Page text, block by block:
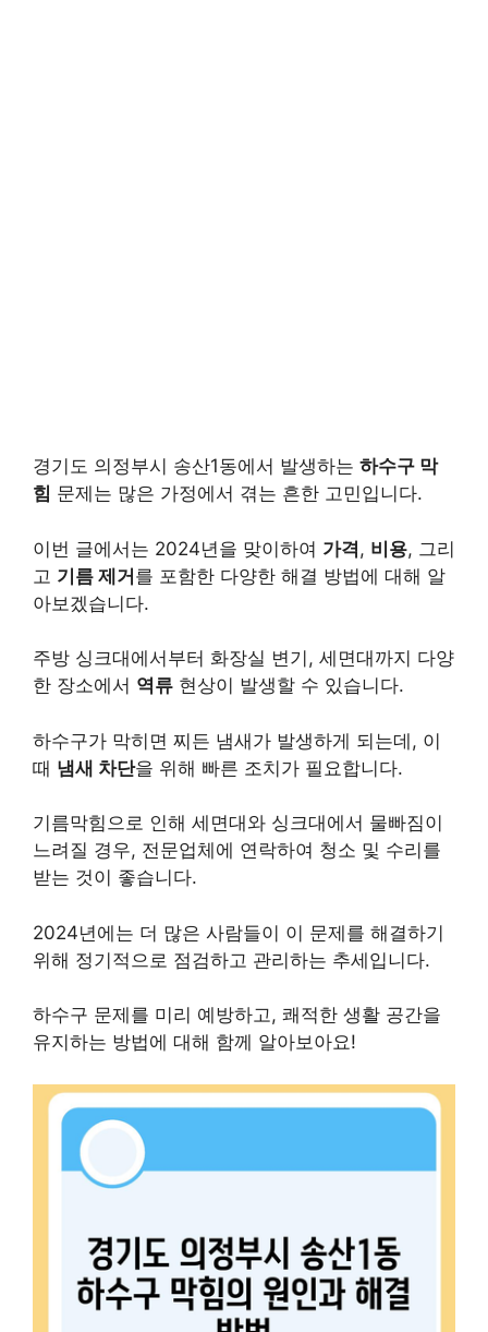
경기도 의정부시 송산1동에서 발생하는 하수구 막
힘 문제는 많은 가정에서 겪는 흔한 고민입니다.
이번 글에서는 2024년을 맞이하여 가격, 비용, 그리
고 기름 제거를 포함한 다양한 해결 방법에 대해 알
아보겠습니다.
주방 싱크대에서부터 화장실 변기, 세면대까지 다양
한 장소에서 역류 현상이 발생할 수 있습니다.
하수구가 막히면 찌든 냄새가 발생하게 되는데, 이
때 냄새 차단을 위해 빠른 조치가 필요합니다.
기름막힘으로 인해 세면대와 싱크대에서 물빠짐이
느려질 경우, 전문업체에 연락하여 청소 및 수리를
받는 것이 좋습니다.
2024년에는 더 많은 사람들이 이 문제를 해결하기
위해 정기적으로 점검하고 관리하는 추세입니다.
하수구 문제를 미리 예방하고, 쾌적한 생활 공간을
유지하는 방법에 대해 함께 알아보아요!